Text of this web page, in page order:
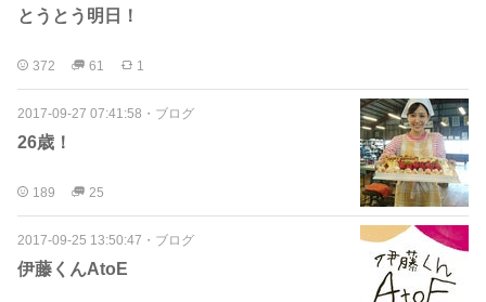
とうとう明日！
372 61 1
2017-09-27 07:41:58 ・ ブログ
26歳！
189 25
2017-09-25 13:50:47 ・ ブログ
伊藤くんAtoE